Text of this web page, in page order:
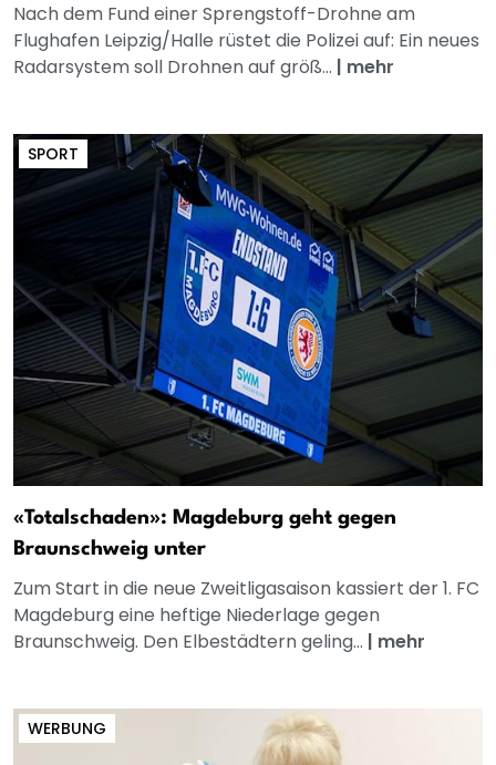
Nach dem Fund einer Sprengstoff-Drohne am
Flughafen Leipzig/Halle rüstet die Polizei auf: Ein neues
Radarsystem soll Drohnen auf größ... | mehr
SPORT
«Totalschaden»: Magdeburg geht gegen
Braunschweig unter
Zum Start in die neue Zweitligasaison kassiert der 1. FC
Magdeburg eine heftige Niederlage gegen
Braunschweig. Den Elbestädtern geling... | mehr
WERBUNG